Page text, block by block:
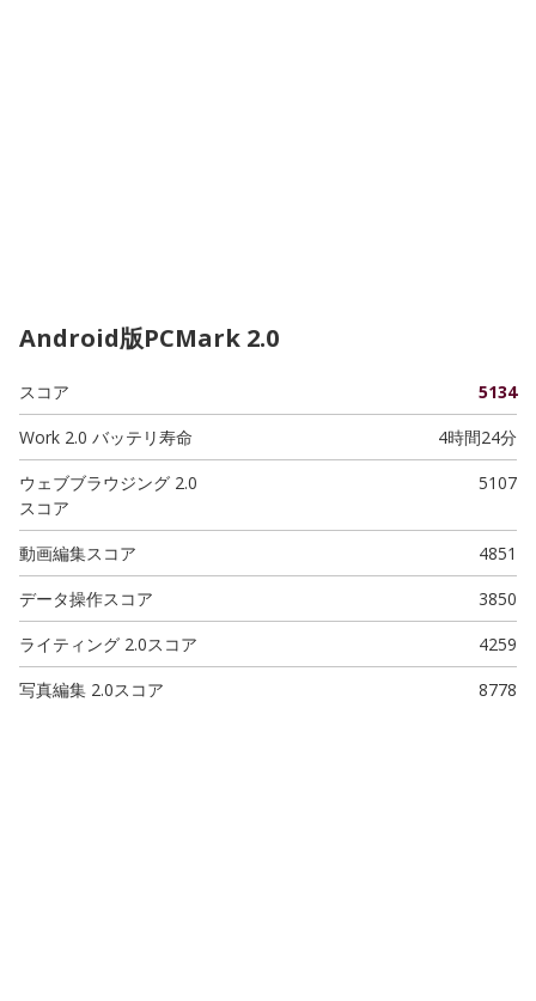
Android版PCMark 2.0
スコア
5134
Work 2.0 バッテリ寿命
4時間24分
ウェブブラウジング 2.0
スコア
5107
動画編集スコア
4851
データ操作スコア
3850
ライティング 2.0スコア
4259
写真編集 2.0スコア
8778